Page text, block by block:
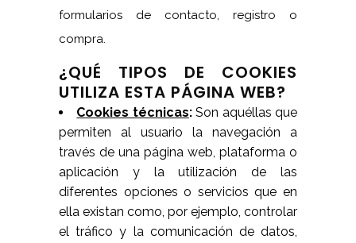
formularios de contacto, registro o
compra.
¿QUÉ TIPOS DE COOKIES
UTILIZA ESTA PÁGINA WEB?
Cookies técnicas:Son aquéllas que
permiten al usuario la navegación a
través de una página web, plataforma o
aplicación y la utilización de las
diferentes opciones o servicios que en
ella existan como, por ejemplo, controlar
el tráfico y la comunicación de datos,